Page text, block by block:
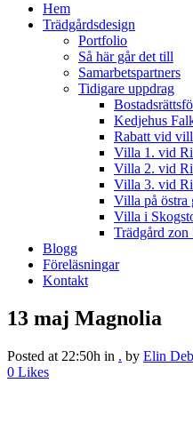
Hem
Trädgårdsdesign
Portfolio
Så här går det till
Samarbetspartners
Tidigare uppdrag
Kedjehus
Rabatt vid
Villa 1. vid
Villa 2. vid
Villa 3. vid
Villa på östra
Villa i
Trädgård zon
Blogg
Föreläsningar
Kontakt
13 maj Magnolia
Posted at 22:50h in . by Elin
0 Likes